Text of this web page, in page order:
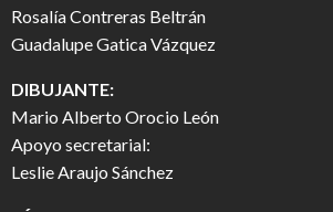
Rosalía Contreras Beltrán
Guadalupe Gatica Vázquez
DIBUJANTE:
Mario Alberto Orocio León
Apoyo secretarial:
Leslie Araujo Sánchez